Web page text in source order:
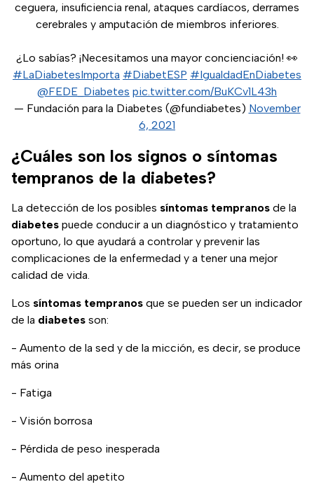
ceguera, insuficiencia renal, ataques cardíacos, derrames
cerebrales y amputación de miembros inferiores.
¿Lo sabías? ¡Necesitamos una mayor concienciación! 👀
#LaDiabetesImporta #DiabetESP #IgualdadEnDiabetes
@FEDE_Diabetes pic.twitter.com/BuKCv1L43h
— Fundación para la Diabetes (@fundiabetes) November
6, 2021
¿Cuáles son los signos o síntomas
tempranos de la diabetes?
La detección de los posibles síntomas tempranos de la
diabetes puede conducir a un diagnóstico y tratamiento
oportuno, lo que ayudará a controlar y prevenir las
complicaciones de la enfermedad y a tener una mejor
calidad de vida.
Los síntomas tempranos que se pueden ser un indicador
de la diabetes son:
- Aumento de la sed y de la micción, es decir, se produce
más orina
- Fatiga
- Visión borrosa
- Pérdida de peso inesperada
- Aumento del apetito